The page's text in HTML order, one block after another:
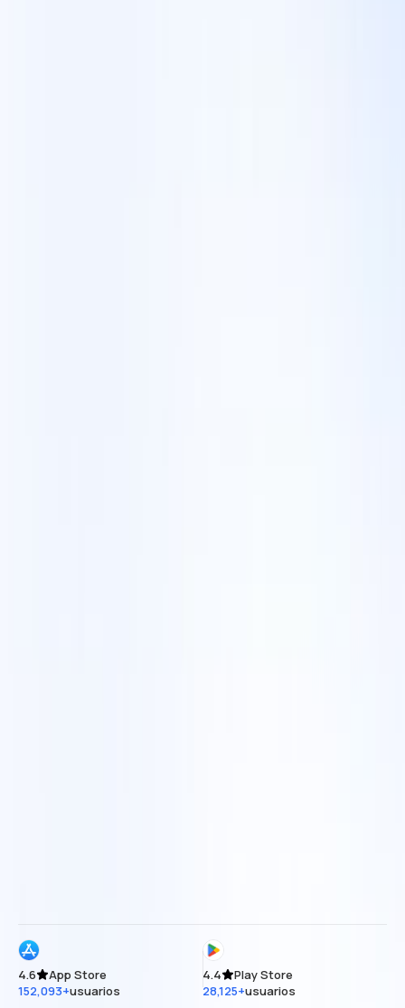
4.6
App Store
152,093+usuarios
4.4
Play Store
28,125+usuarios